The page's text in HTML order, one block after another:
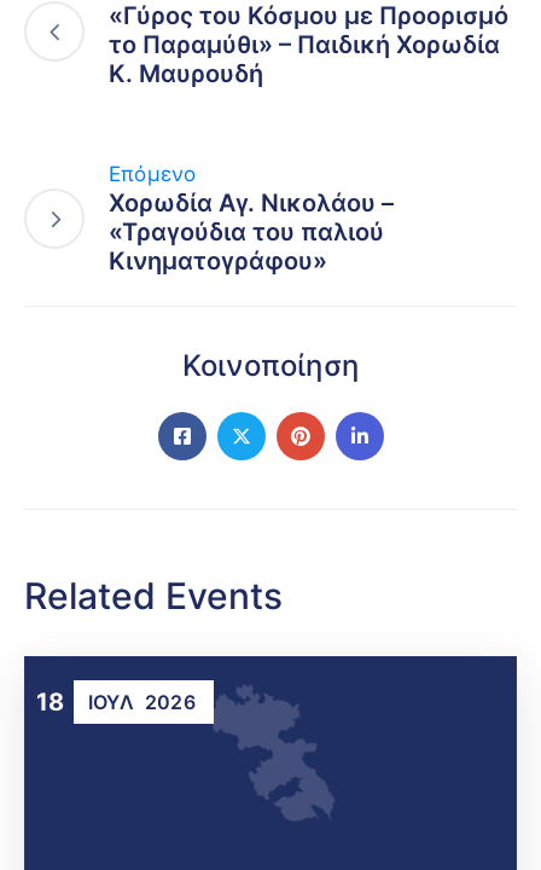
«Γύρος του Κόσμου με Προορισμό
το Παραμύθι» – Παιδική Χορωδία
Κ. Μαυρουδή
Επόμενο
Χορωδία Αγ. Νικολάου –
«Τραγούδια του παλιού
Κινηματογράφου»
Κοινοποίηση
Related Events
18 ΙΟΎΛ 2026